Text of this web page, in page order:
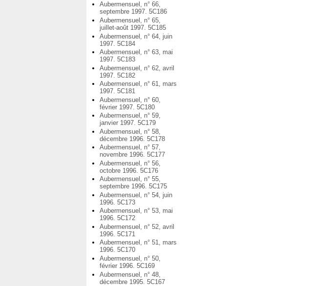
Aubermensuel, n° 66,
septembre 1997. 5C186
Aubermensuel, n° 65,
juillet-août 1997. 5C185
Aubermensuel, n° 64, juin
1997. 5C184
Aubermensuel, n° 63, mai
1997. 5C183
Aubermensuel, n° 62, avril
1997. 5C182
Aubermensuel, n° 61, mars
1997. 5C181
Aubermensuel, n° 60,
février 1997. 5C180
Aubermensuel, n° 59,
janvier 1997. 5C179
Aubermensuel, n° 58,
décembre 1996. 5C178
Aubermensuel, n° 57,
novembre 1996. 5C177
Aubermensuel, n° 56,
octobre 1996. 5C176
Aubermensuel, n° 55,
septembre 1996. 5C175
Aubermensuel, n° 54, juin
1996. 5C173
Aubermensuel, n° 53, mai
1996. 5C172
Aubermensuel, n° 52, avril
1996. 5C171
Aubermensuel, n° 51, mars
1996. 5C170
Aubermensuel, n° 50,
février 1996. 5C169
Aubermensuel, n° 48,
décembre 1995. 5C167